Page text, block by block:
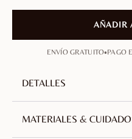
AÑADIR
ENVÍO GRATUITO•PAGO
DETALLES
Metal
Chapado
MATERIALES &